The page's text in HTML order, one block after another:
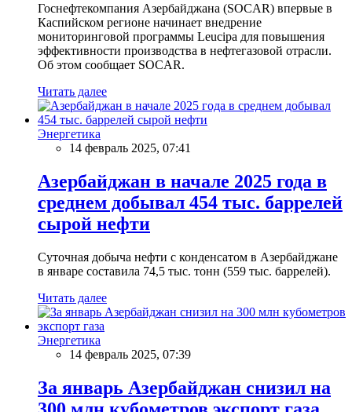
Госнефтекомпания Азербайджана (SOCAR) впервые в
Каспийском регионе начинает внедрение
мониторинговой программы Leucipa для повышения
эффективности производства в нефтегазовой отрасли.
Об этом сообщает SOCAR.
Читать далее
Энергетика
14 февраль 2025, 07:41
Азербайджан в начале 2025 года в
среднем добывал 454 тыс. баррелей
сырой нефти
Суточная добыча нефти с конденсатом в Азербайджане
в январе составила 74,5 тыс. тонн (559 тыс. баррелей).
Читать далее
Энергетика
14 февраль 2025, 07:39
За январь Азербайджан снизил на